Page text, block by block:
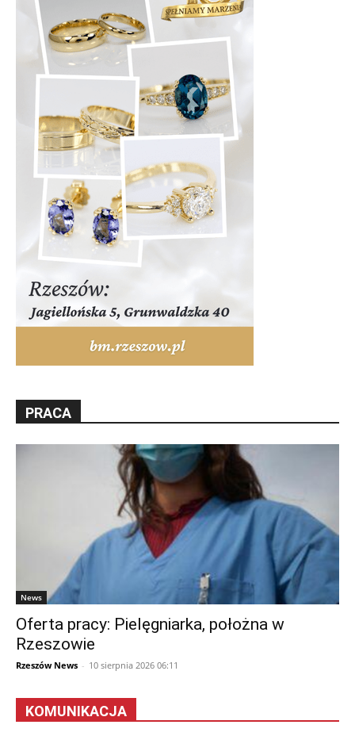
PRACA
News
Oferta pracy: Pielęgniarka, położna w
Rzeszowie
Rzeszów News - 10 sierpnia 2026 06:11
KOMUNIKACJA